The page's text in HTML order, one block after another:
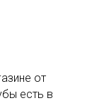
от
есть в